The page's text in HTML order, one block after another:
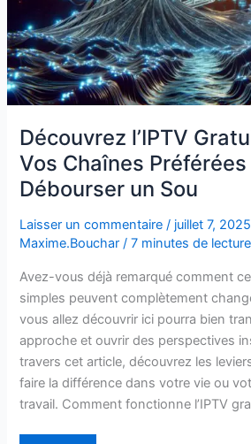
Découvrez l’IPTV
Vos Chaînes Préférées
Débourser un Sou
Laisser un commentaire / juillet 7,
Maxime.Bouchar/7 minutes de lecture
Avez-vous déjà remarqué comment
simples peuvent complètement
vous allez découvrir ici pourra bien
approche et ouvrir des perspectives
travers cet article, découvrez les
faire la différence dans votre vie ou
travail. Comment fonctionne l’IPTV
Sou